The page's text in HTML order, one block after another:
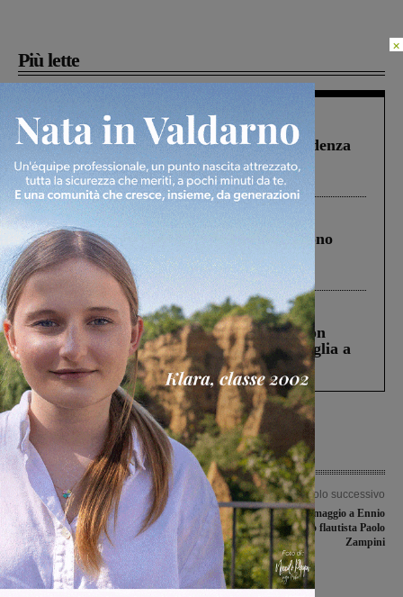
Più lette
Figline Incisa Valdarno 1 Agosto 2026
Piscina di Figline finanziata oltre la scadenza
Pnrr, il gruppo di Fratelli d’Italia: “Un
ringraziamento al Governo”
Cronaca 4 Agosto 2026
Un anno fa la strage in A1 in cui morirono
Gianni, Giulia e Franco. Lo schianto, il
processo, lo stop ai sorpassi fra tir....
Cronaca 3 Agosto 2026
Scomparso da una struttura di Castiglion
Fiorentino l’uomo che aveva ucciso la figlia a
Levane nel 2020
Articolo precedente
Al via l’Arena Summer Fest nello
spazio ristrutturato fuori dal teatro
Garibaldi
Articolo successivo
Notte di Note, l’omaggio a Ennio
Morricone del suo flautista Paolo
Zampini
×